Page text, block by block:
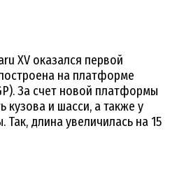
XV оказался первой
на платформе
За счет новой платформы
кузова и шасси, а также у
длина увеличилась на 15